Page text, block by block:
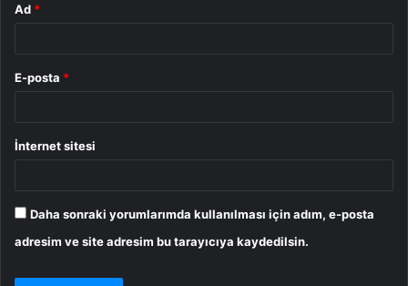
Ad *
E-posta *
İnternet sitesi
Daha sonraki yorumlarımda kullanılması için adım, e-posta
adresim ve site adresim bu tarayıcıya kaydedilsin.